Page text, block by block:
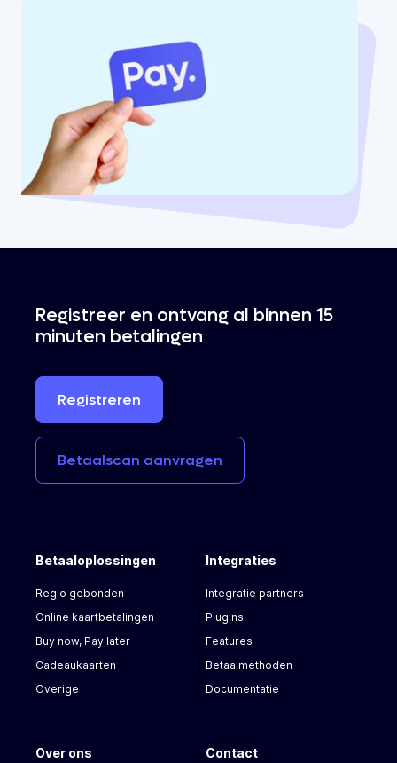
Registreer en ontvang al binnen 15
minuten betalingen
Registreren
Betaalscan aanvragen
Betaaloplossingen
Regio gebonden
Online kaartbetalingen
Buy now, Pay later
Cadeaukaarten
Overige
Integraties
Integratie partners
Plugins
Features
Betaalmethoden
Documentatie
Over ons Contact